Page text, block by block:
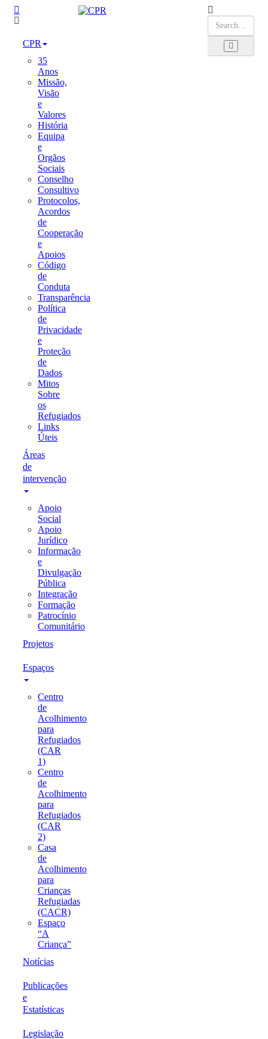
CPR
35
Anos
Missão,
Visão
e
Valores
História
Equipa
e
Orgãos
Sociais
Conselho
Consultivo
Protocolos,
Acordos
de
Cooperação
e
Apoios
Código
de
Conduta
Transparência
Política
de
Privacidade
e
Proteção
de
Dados
Mitos
Sobre
os
Refugiados
Links
Úteis
Áreas
de
intervenção
Apoio
Social
Apoio
Jurídico
Informação
e
Divulgação
Pública
Integração
Formação
Patrocínio
Comunitário
Projetos
Espaços
Centro
de
Acolhimento
para
Refugiados
(CAR
1)
Centro
de
Acolhimento
para
Refugiados
(CAR
2)
Casa
de
Acolhimento
para
Crianças
Refugiadas
(CACR)
Espaço
“A
Criança”
Notícias
Publicações
e
Estatísticas
Legislação